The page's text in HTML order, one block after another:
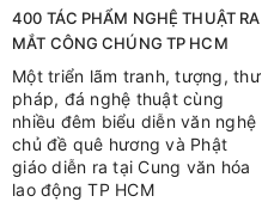
400 TÁC PHẨM NGHỆ THUẬT RA
MẮT CÔNG CHÚNG TP HCM
Một triển lãm tranh, tượng, thư
pháp, đá nghệ thuật cùng
nhiều đêm biểu diễn văn nghệ
chủ đề quê hương và Phật
giáo diễn ra tại Cung văn hóa
lao động TP HCM